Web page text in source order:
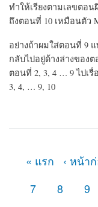
ทำให้เรียงตามเลขตอ
ถึงตอนที่ 10 เหมือนตัว
อย่างถ้าผมใส่ตอนที่ 9
กลับไปอยู่ด้างล่างของ
ตอนที่ 2, 3, 4 … 9 ไปเ
3, 4, … 9, 10
about หาคนรับปรับ
« แรก ‹ หน้า
7
8 9